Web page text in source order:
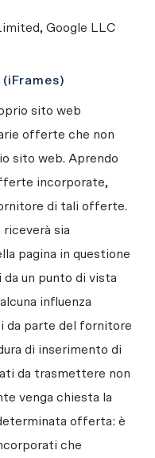
Google LLC
sito web
offerte che non
sito web. Aprendo
incorporate,
di tali offerte.
sia
pagina in questione
un punto di vista
influenza
da parte del fornitore
di inserimento di
da trasmettere non
venga chiesta la
offerta: è
che